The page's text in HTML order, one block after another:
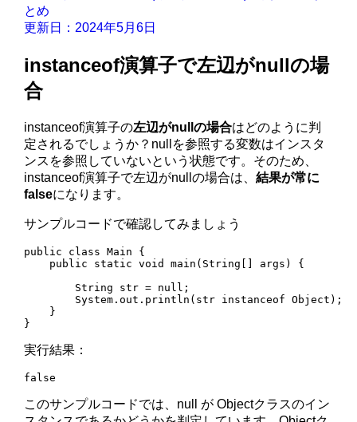
とめ
更新日：2024年5月6日
instanceof演算子で左辺がnullの場
合
instanceof演算子の左辺がnullの場合はどのように判
定されるでしょうか？nullを参照する変数はインスタ
ンスを参照していないという状態です。そのため、
instanceof演算子で左辺がnullの場合は、結果が常に
falseになります。
サンプルコードで確認してみましょう
public class Main {
    public static void main(String[] args) {
        String str = null;
        System.out.println(str instanceof Object);
    }
実行結果：
このサンプルコードでは、null が Objectクラスのイン